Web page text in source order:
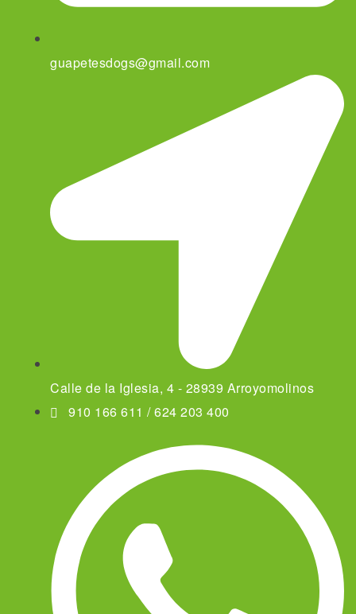
guapetesdogs@gmail.com
Calle de la Iglesia, 4 - 28939 Arroyomolinos
910 166 611 / 624 203 400